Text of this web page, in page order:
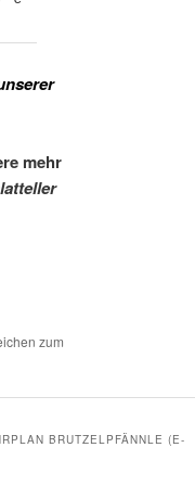
mehr
teller
zum
BRUTZELPFÄNNLE (E-